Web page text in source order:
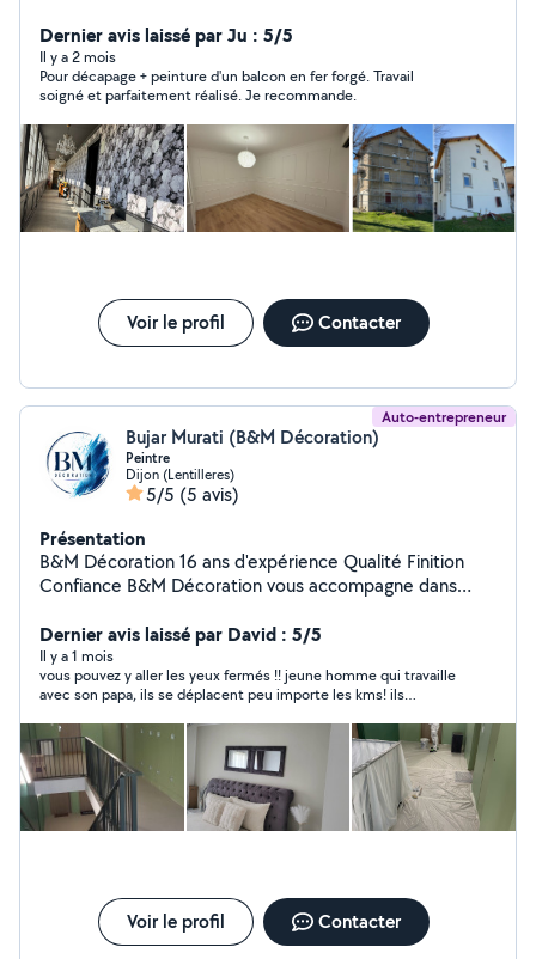
depuis plus de 2 ans maintenant
Dernier avis laissé par Ju : 5/5
Il y a 2 mois
Pour décapage + peinture d'un balcon en fer forgé. Travail
soigné et parfaitement réalisé. Je recommande.
Voir le profil Contacter
Auto-entrepreneur
Bujar Murati (B&M Décoration)
Peintre
Dijon (Lentilleres)
5/5 (5 avis)
Présentation
B&M Décoration 16 ans d'expérience Qualité Finition
Confiance B&M Décoration vous accompagne dans
intérieur avec un travail soigné et des finitions Nos
services : Peinture intérieure / extérieure Enduit &
ratissage Bandes à joints Pose de papier peint Pose de
toile de verre Parquet & lino Pourquoi nous choisir ? 16
ans d'expérience Travail propre et professionnel
Respect des délais Conseils personnalisés Devis gratuit
Dernier avis laissé par David : 5/5
Il y a 1 mois
vous pouvez y aller les yeux fermés !! jeune homme qui travaille
avec son papa, ils se déplacent peu importe les kms! ils
impression de peinture est déjà faite. je ne peux que
recommander vraiment.
Voir le profil Contacter